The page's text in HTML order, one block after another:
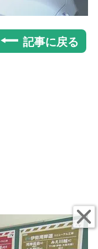
記事に戻る